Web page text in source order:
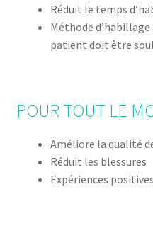
Réduit le temps
Méthode
patient doit être
POUR TOUT LE
Améliore la qualité
Réduit les blessures
Expériences